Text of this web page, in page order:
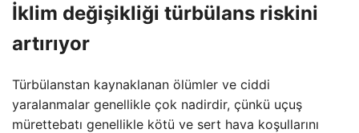
İklim değişikliği türbülans riskini
artırıyor
Türbülanstan kaynaklanan ölümler ve ciddi
yaralanmalar genellikle çok nadirdir, çünkü uçuş
mürettebatı genellikle kötü ve sert hava koşullarını